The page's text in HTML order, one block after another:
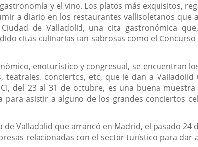
y el vino. Los platos más exquisitos,
a diario en los restaurantes vallisoletanos que
de Valladolid, una cita gastronómica
citas culinarias tan sabrosas como el Concurso
enoturístico y congresual, se encuentran
conciertos, etc, que le dan a Valladolid
del 23 al 31 de octubre, es una buena
asistir a alguno de los grandes conciertos
Valladolid que arrancó en Madrid, el pasado 24
relacionadas con el sector turístico para dar